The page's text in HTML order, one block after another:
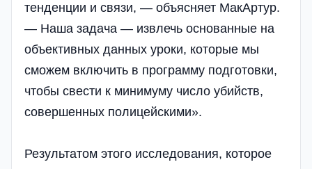
тенденции и связи, — объясняет МакАртур.
— Наша задача — извлечь основанные на
объективных данных уроки, которые мы
сможем включить в программу подготовки,
чтобы свести к минимуму число убийств,
совершенных полицейскими».
Результатом этого исследования, которое